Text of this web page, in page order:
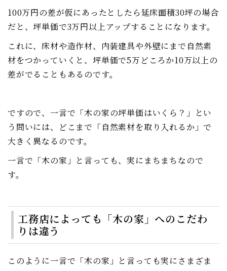
100万円の差が仮にあったとしたら延床面積30坪の場合
だと、坪単価で3万円以上アップすることになります。
これに、床材や造作材、内装建具や外壁にまで自然素
材をつかっていくと、坪単価で5万どころか10万以上の
差がでることもあるのです。
ですので、一言で「木の家の坪単価はいくら？」とい
う問いには、どこまで「自然素材を取り入れるか」で
大きく異なるのです。
一言で「木の家」と言っても、実にまちまちなので
す。
工務店によっても「木の家」へのこだわ
りは違う
このように一言で「木の家」と言っても実にさまざま